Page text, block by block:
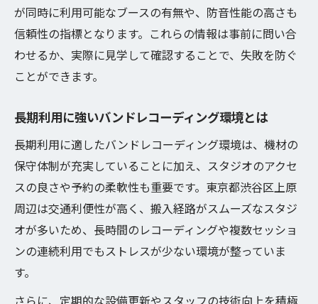
が同時に利用可能なブースの有無や、防音性能の高さも
信頼性の指標となります。これらの情報は事前に問い合
わせるか、実際に見学して確認することで、失敗を防ぐ
ことができます。
長期利用に強いバンドレコーディング環境とは
長期利用に適したバンドレコーディング環境は、機材の
保守体制が充実していることに加え、スタジオのアクセ
スの良さや予約の柔軟性も重要です。東京都渋谷区上原
周辺は交通利便性が高く、搬入経路がスムーズなスタジ
オが多いため、長時間のレコーディングや複数セッショ
ンの連続利用でもストレスが少ない環境が整っていま
す。
さらに、定期的な設備更新やスタッフの技術向上を積極